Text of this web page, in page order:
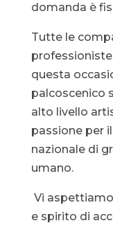
domanda è
Tutte le
questa
palcoscenico
alto livello
passione per
nazionale di
umano.
Vi
e spirito di